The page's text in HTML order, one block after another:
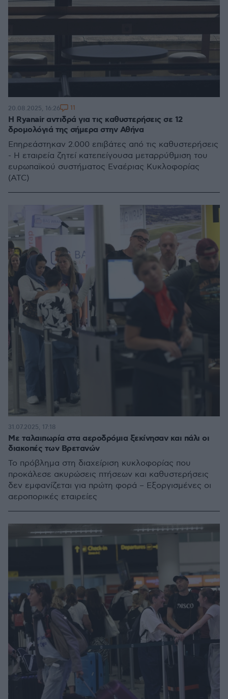
Η Ryanair αντιδρά για τις καθυστερήσεις σε 12
δρομολόγιά της σήμερα στην Αθήνα
Επηρεάστηκαν 2.000 επιβάτες από τις καθυστερήσεις
- Η εταιρεία ζητεί κατεπείγουσα μεταρρύθμιση του
ευρωπαϊκού συστήματος Εναέριας Κυκλοφορίας
(ATC)
20.08.2025, 16:26 11
Με ταλαιπωρία στα αεροδρόμια ξεκίνησαν και πάλι οι
διακοπές των Βρετανών
Το πρόβλημα στη διαχείριση κυκλοφορίας που
προκάλεσε ακυρώσεις πτήσεων και καθυστερήσεις
δεν εμφανίζεται για πρώτη φορά – Εξοργισμένες οι
αεροπορικές εταιρείες
31.07.2025, 17:18